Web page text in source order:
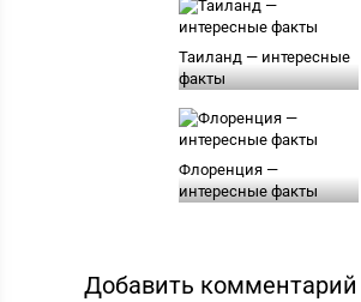
Таиланд — интересные
факты
Флоренция —
интересные факты
Добавить комментарий